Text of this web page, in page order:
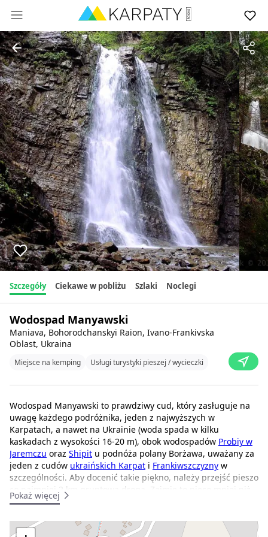
Szczegóły Ciekawe w pobliżu Szlaki Noclegi
Wodospad Manyawski
Maniava, Bohorodchanskyi Raion, Ivano-Frankivska
Oblast, Ukraina
Miejsce na kemping Usługi turystyki pieszej / wycieczki
Wodospad Manyawski to prawdziwy cud, który zasługuje na
uwagę każdego podróżnika, jeden z najwyższych w
Karpatach, a nawet na Ukrainie (woda spada w kilku
kaskadach z wysokości 16-20 m), obok wodospadów Probiy w
Jaremczu oraz Shipit u podnóża polany Borżawa, uważany za
jeden z cudów ukraińskich Karpat i Frankiwszczyzny w
szczególności. Aby docenić takie piękno, należy przejść pieszo
co najmniej 2 km gruntową drogą. Zajmie to nieco mniej niż
godzinę. Droga do wodospadu jest bardzo malownicza, a
Woda spada na ziemię kaskadami z trzech wodospadów. U
Pokaż więcej